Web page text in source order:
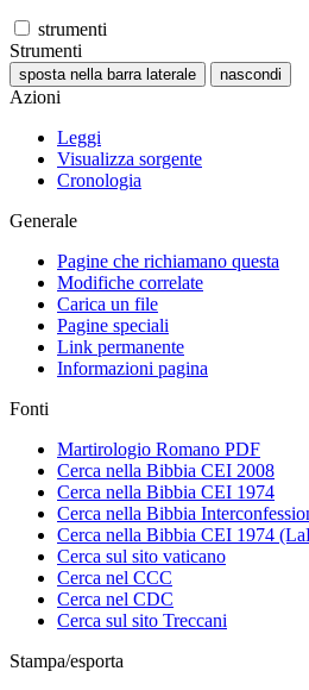
strumenti
Strumenti
sposta nella barra laterale nascondi
Azioni
Leggi
Visualizza sorgente
Cronologia
Generale
Pagine che richiamano questa
Modifiche correlate
Carica un file
Pagine speciali
Link permanente
Informazioni pagina
Fonti
Martirologio Romano PDF
Cerca nella Bibbia CEI 2008
Cerca nella Bibbia CEI 1974
Cerca nella Bibbia
Cerca nella Bibbia CEI 1974
Cerca sul sito vaticano
Cerca nel CCC
Cerca nel CDC
Cerca sul sito Treccani
Stampa/esporta